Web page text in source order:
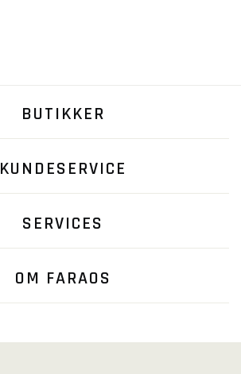
BUTIKKER
KUNDESERVICE
SERVICES
OM FARAOS